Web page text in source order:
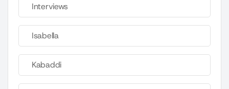
Interviews
Isabella
Kabaddi